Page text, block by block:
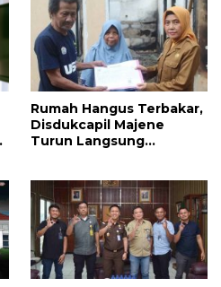
Rumah Hangus Terbakar,
Disdukcapil Majene
Turun Langsung